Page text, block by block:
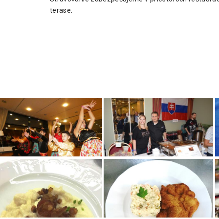
terase.